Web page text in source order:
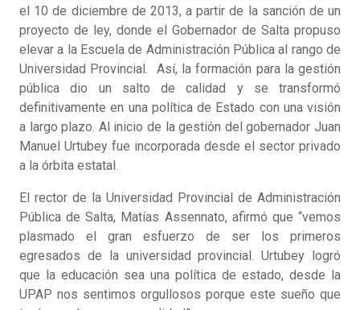
el 10 de diciembre de 2013, a partir de la sanción de un
proyecto de ley, donde el Gobernador de Salta propuso
elevar a la Escuela de Administración Pública al rango de
Universidad Provincial. Así, la formación para la gestión
pública dio un salto de calidad y se transformó
definitivamente en una política de Estado con una visión
a largo plazo. Al inicio de la gestión del gobernador Juan
Manuel Urtubey fue incorporada desde el sector privado
a la órbita estatal.
El rector de la Universidad Provincial de Administración
Pública de Salta, Matías Assennato, afirmó que “vemos
plasmado el gran esfuerzo de ser los primeros
egresados de la universidad provincial. Urtubey logró
que la educación sea una política de estado, desde la
UPAP nos sentimos orgullosos porque este sueño que